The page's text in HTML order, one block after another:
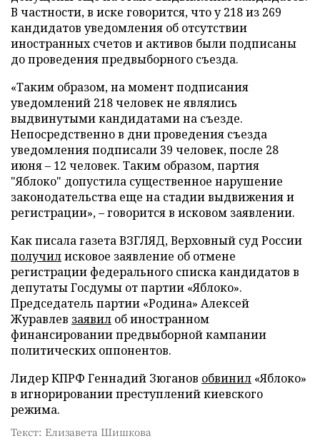
В частности, в иске говорится, что у 218 из 269
кандидатов уведомления об отсутствии
иностранных счетов и активов были подписаны
до проведения предвыборного съезда.
«Таким образом, на момент подписания
уведомлений 218 человек не являлись
выдвинутыми кандидатами на съезде.
Непосредственно в дни проведения съезда
уведомления подписали 39 человек, после 28
июня – 12 человек. Таким образом, партия
"Яблоко" допустила существенное нарушение
законодательства еще на стадии выдвижения и
регистрации», – говорится в исковом заявлении.
Как писала газета ВЗГЛЯД, Верховный суд России
получилисковое заявление об отмене
регистрации федерального списка кандидатов в
депутаты Госдумы от партии «Яблоко».
Председатель партии «Родина» Алексей
Журавлев заявил об иностранном
финансировании предвыборной кампании
политических оппонентов.
Лидер КПРФ Геннадий Зюганов обвинил «Яблоко»
в игнорировании преступлений киевского
режима.
Текст: Елизавета Шишкова